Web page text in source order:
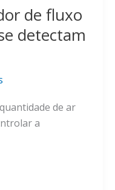
de fluxo
detectam
de ar
a